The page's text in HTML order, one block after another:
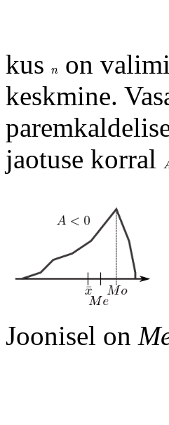
kus n
n on
keskmine.
jaotuse korral
Joonisel on